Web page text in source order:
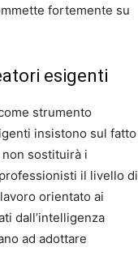
fortemente su
esigenti
strumento
insistono sul fatto
sostituirà i
il ​​livello di
orientato ai
dall’intelligenza
ad adottare